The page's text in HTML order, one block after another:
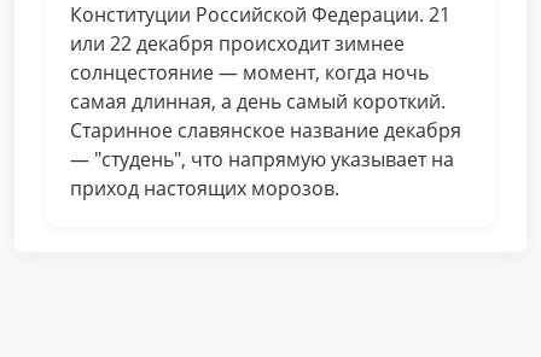
Конституции Российской Федерации. 21
или 22 декабря происходит зимнее
солнцестояние — момент, когда ночь
самая длинная, а день самый короткий.
Старинное славянское название декабря
— "студень", что напрямую указывает на
приход настоящих морозов.